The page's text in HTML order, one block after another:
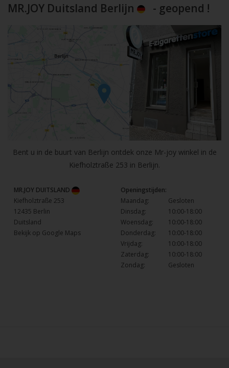
MR.JOY Duitsland Berlijn - geopend !
Bent u in de buurt van Berlijn ontdek onze Mr-joy winkel in de
Kiefholztraße 253 in Berlijn.
MR.JOY DUITSLAND
Kiefholztraße 253
12435 Berlin
Duitsland
Bekijk op Google Maps
Openingstijden:
Maandag:
Gesloten
Dinsdag:
10:00-18:00
Woensdag:
10:00-18:00
Donderdag:
10:00-18:00
Vrijdag:
10:00-18:00
Zaterdag:
10:00-18:00
Zondag:
Gesloten